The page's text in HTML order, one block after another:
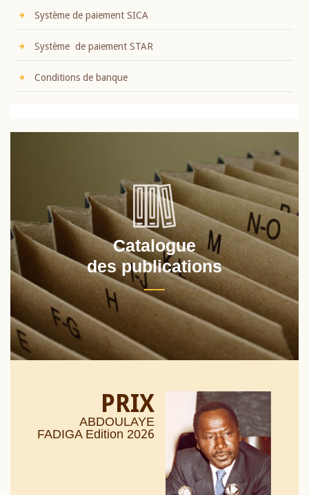
Système de paiement SICA
Système de paiement STAR
Conditions de banque
Catalogue
des publications
PRIX
ABDOULAYE
FADIGA Edition 2026